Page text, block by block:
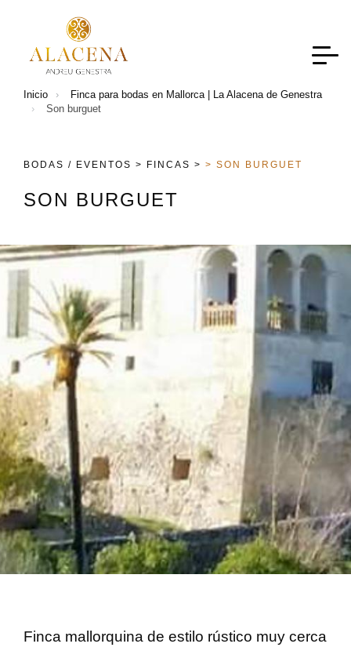
Inicio
Finca para bodas en Mallorca | La Alacena de Genestra
Son burguet
BODAS / EVENTOS > FINCAS > > SON BURGUET
SON BURGUET
Finca mallorquina de estilo rústico muy cerca